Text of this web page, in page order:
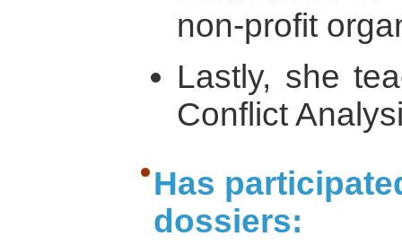
non-profit
Lastly, she
Conflict
Has
dossiers: